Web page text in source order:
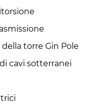
torre Gin Pole
cavi sotterranei